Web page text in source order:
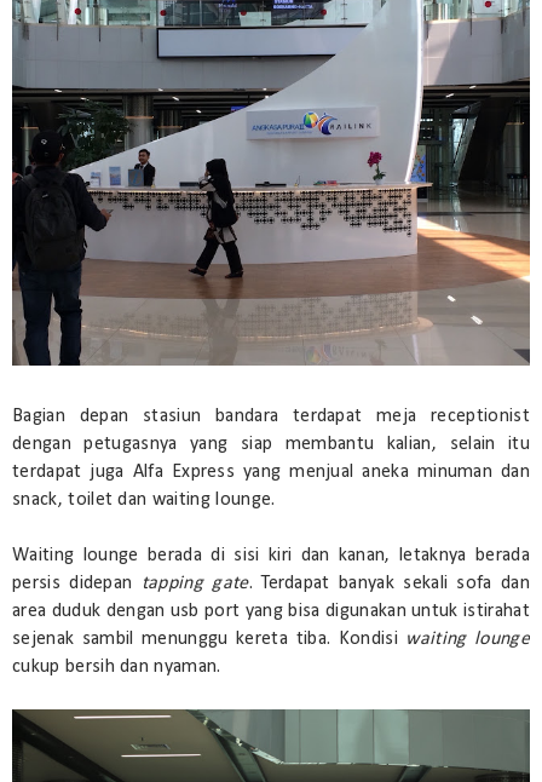
Bagian depan stasiun bandara terdapat meja receptionist
dengan petugasnya yang siap membantu kalian, selain itu
terdapat juga Alfa Express yang menjual aneka minuman dan
snack, toilet dan waiting lounge.
Waiting lounge berada di sisi kiri dan kanan, letaknya berada
persis didepan
tapping gate. Terdapat banyak sekali sofa dan
area duduk dengan usb port yang bisa digunakan untuk istirahat
sejenak sambil menunggu kereta tiba. Kondisi waiting lounge
cukup bersih dan nyaman.